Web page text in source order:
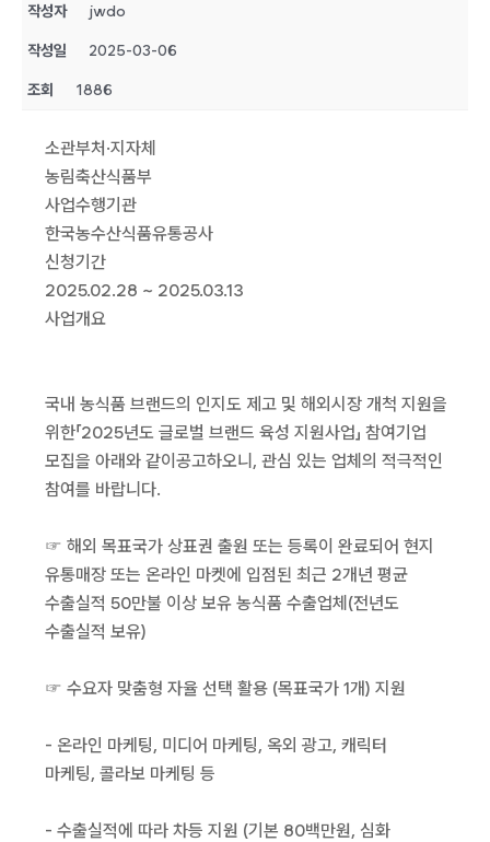
작성자 jwdo
작성일 2025-03-06
조회 1886
소관부처·지자체
농림축산식품부
사업수행기관
한국농수산식품유통공사
신청기간
2025.02.28 ~ 2025.03.13
사업개요
국내 농식품 브랜드의 인지도 제고 및 해외시장 개척 지원을
위한「2025년도 글로벌 브랜드 육성 지원사업」 참여기업
모집을 아래와 같이공고하오니, 관심 있는 업체의 적극적인
참여를 바랍니다.
☞ 해외 목표국가 상표권 출원 또는 등록이 완료되어 현지
유통매장 또는 온라인 마켓에 입점된 최근 2개년 평균
수출실적 50만불 이상 보유 농식품 수출업체(전년도
수출실적 보유)
☞ 수요자 맞춤형 자율 선택 활용 (목표국가 1개) 지원
- 온라인 마케팅, 미디어 마케팅, 옥외 광고, 캐릭터
마케팅, 콜라보 마케팅 등
- 수출실적에 따라 차등 지원 (기본 80백만원, 심화